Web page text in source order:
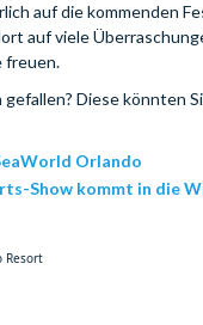
auf die kommenden
auf viele
freuen.
Diese könnten
Orlando
Show kommt in die
Resort